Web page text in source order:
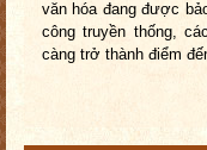
văn hóa đang được
công truyền thống,
càng trở thành điểm